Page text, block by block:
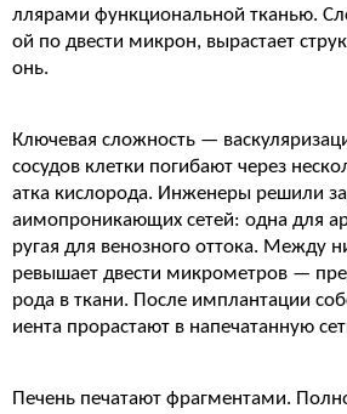
ллярами функциональной тканью.
ой по двести микрон, вырастает
онь.
Ключевая сложность —
сосудов клетки погибают через
атка кислорода. Инженеры решили
аимопроникающих сетей: одна для
ругая для венозного оттока. Между
ревышает двести микрометров —
рода в ткани. После имплантации
иента прорастают в напечатанную
Печень печатают фрагментами.